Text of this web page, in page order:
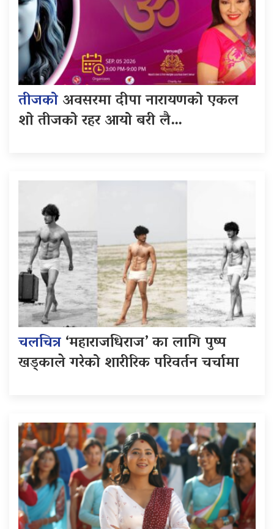
तीजकोअवसरमा दीपा नारायणको एकल
शो तीजको रहर आयो बरी लै…
चलचित्र‘महाराजधिराज’ का लागि पुष्प
खड्काले गरेको शारीरिक परिवर्तन चर्चामा